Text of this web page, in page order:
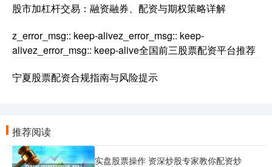
股市加杠杆交易：融资融券、配资与期权策略详解
z_error_msg:: keep-alivez_error_msg:: keep-
alivez_error_msg:: keep-alive全国前三股票配资平台推荐
宁夏股票配资合规指南与风险提示
推荐阅读
实盘股票操作 资深炒股专家教你配资炒